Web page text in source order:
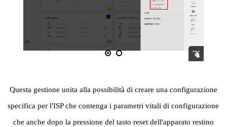
Questa gestione unita alla possibilità di creare una configurazione
specifica per l'ISP che contenga i parametri vitali di configurazione
che anche dopo la pressione del tasto reset dell'apparato restino